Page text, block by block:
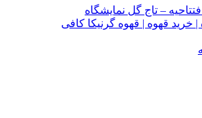
– تاج گل نمایشگاه
| خرید قهوه | قهوه گرنیکا کافی